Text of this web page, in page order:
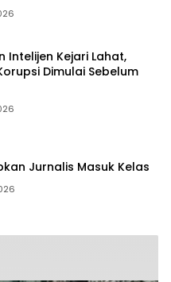
Intelijen Kejari Lahat,
Dimulai Sebelum
Jurnalis Masuk Kelas